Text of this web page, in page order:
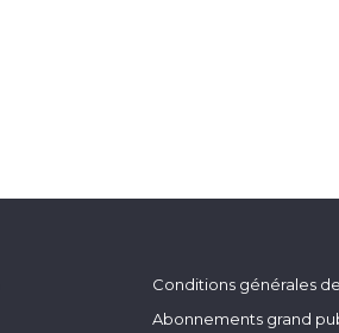
Conditions générales
Abonnements grand